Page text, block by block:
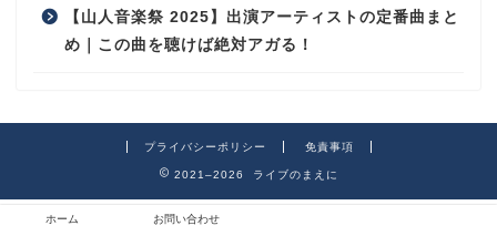
【山人音楽祭 2025】出演アーティストの定番曲まと
め｜この曲を聴けば絶対アガる！
プライバシーポリシー 免責事項
2021–2026 ライブのまえに
ホーム お問い合わせ